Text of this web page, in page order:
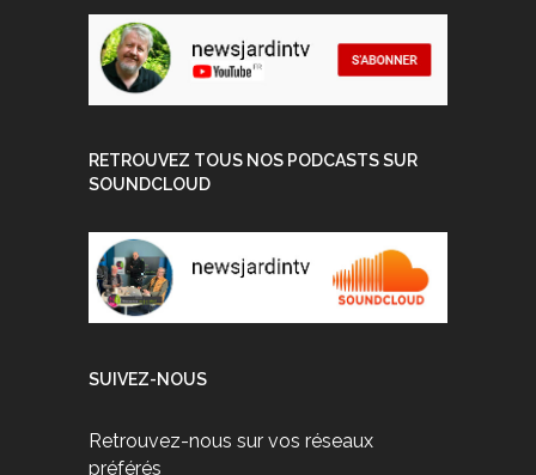
RETROUVEZ TOUS NOS PODCASTS SUR
SOUNDCLOUD
SUIVEZ-NOUS
Retrouvez-nous sur vos réseaux
préférés